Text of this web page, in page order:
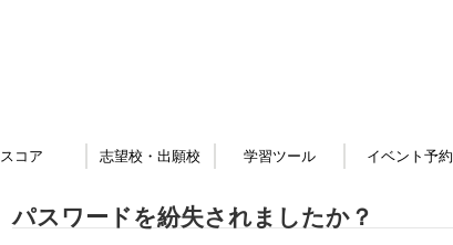
スコア 志望校・出願校 学習ツール イベント予約
パスワードを紛失されましたか？